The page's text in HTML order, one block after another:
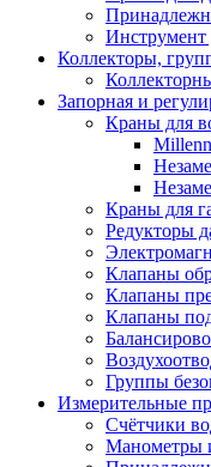
Инструмент
Коллекторы,
Запорная и
Краны для
Краны для
Редукторы
Клапаны
Клапаны
Клапаны
Группы
Измерительные
Счётчики
Манометры